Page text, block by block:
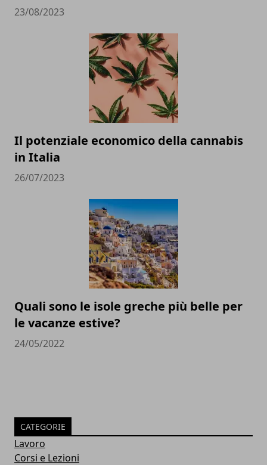
23/08/2023
Il potenziale economico della cannabis
in Italia
26/07/2023
Quali sono le isole greche più belle per
le vacanze estive?
24/05/2022
CATEGORIE
Lavoro
Corsi e Lezioni